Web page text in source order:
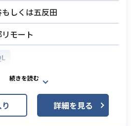
しくは五反田
モート
接客ツール（KARTE）を導入し
お客様先にて
サイトの運用やアプリのマーケ
グ業務を支援していただきま
詳細を見る